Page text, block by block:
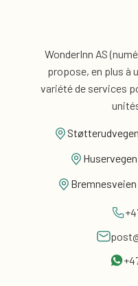
WonderInn AS
propose, en plus à
variété de services